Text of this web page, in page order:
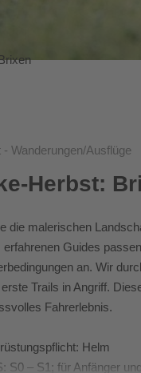
- Wanderungen/Ausflüge
Herbst:
die malerischen
erfahrenen Guides
an. Wir
Trails in Angriff.
Fahrerlebnis.
Helm
S0 – S1; für Anfänger